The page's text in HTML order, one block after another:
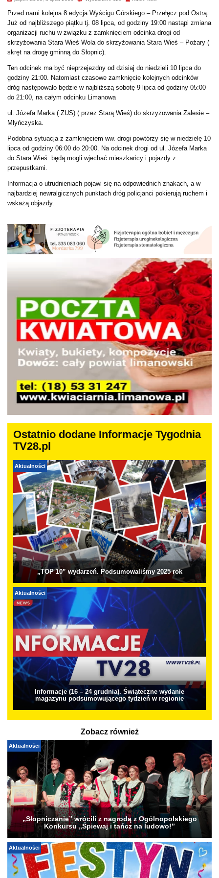
Przed nami kolejna 8 edycja Wyścigu Górskiego – Przełęcz pod Ostrą.
Już od najbliższego piątku tj. 08 lipca, od godziny 19:00 nastąpi zmiana
organizacji ruchu w związku z zamknięciem odcinka drogi od
skrzyżowania Stara Wieś Wola do skrzyżowania Stara Wieś – Pożary (
skręt na drogę gminną do Słopnic).
Ten odcinek ma być nieprzejezdny od dzisiaj do niedzieli 10 lipca do
godziny 21:00. Natomiast czasowe zamknięcie kolejnych odcinków
dróg następowało będzie w najbliższą sobotę 9 lipca od godziny 05:00
do 21:00, na całym odcinku Limanowa
ul. Józefa Marka ( ZUS) ( przez Starą Wieś) do skrzyżowania Zalesie –
Młyńczyska.
Podobna sytuacja z zamknięciem ww. drogi powtórzy się w niedzielę 10
lipca od godziny 06:00 do 20:00. Na odcinek drogi od ul. Józefa Marka
do Stara Wieś będą mogli wjechać mieszkańcy i pojazdy z
przepustkami.
Informacja o utrudnieniach pojawi się na odpowiednich znakach, a w
najbardziej newralgicznych punktach dróg policjanci pokierują ruchem i
wskażą objazdy.
Ostatnio dodane Informacje Tygodnia
TV28.pl
Aktualności
„TOP 10” wydarzeń. Podsumowaliśmy 2025 rok
Aktualności
Informacje (16 – 24 grudnia). Świąteczne wydanie
magazynu podsumowującego tydzień w regionie
Zobacz również
Aktualności
„Słopniczanie” wrócili z nagrodą z Ogólnopolskiego
Konkursu „Śpiewaj i tańcz na ludowo!”
Aktualności